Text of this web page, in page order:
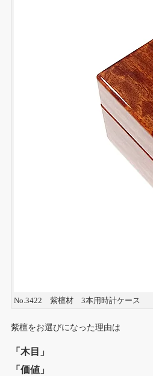
No.3422 紫檀材 3本用時計ケース
紫檀をお選びになった理由は
「木目」
「価値」